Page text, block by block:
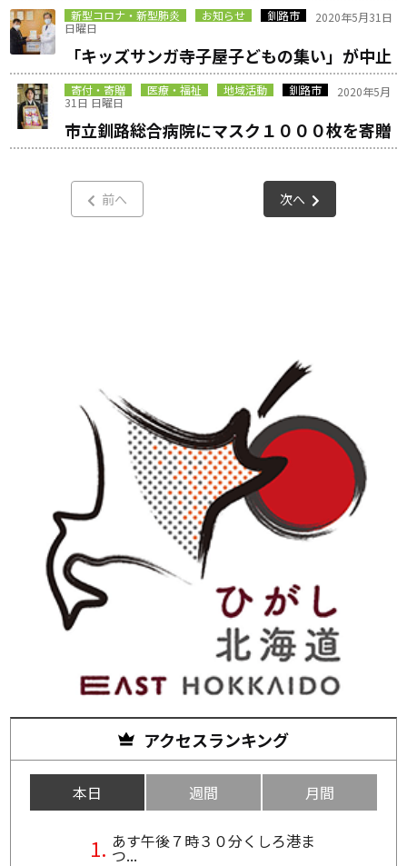
新型コロナ・新型肺炎 お知らせ 釧路市 2020年5月31日
日曜日
「キッズサンガ寺子屋子どもの集い」が中止
寄付・寄贈 医療・福祉 地域活動 釧路市 2020年5月
31日 日曜日
市立釧路総合病院にマスク１０００枚を寄贈
前へ 次へ
アクセスランキング
本日 週間 月間
あす午後７時３０分くしろ港ま
つ...